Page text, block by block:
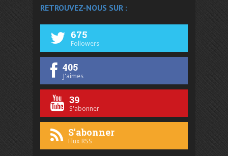
RETROUVEZ-NOUS SUR :
675
Followers
405
J'aimes
39
S'abonner
S'abonner
Flux RSS